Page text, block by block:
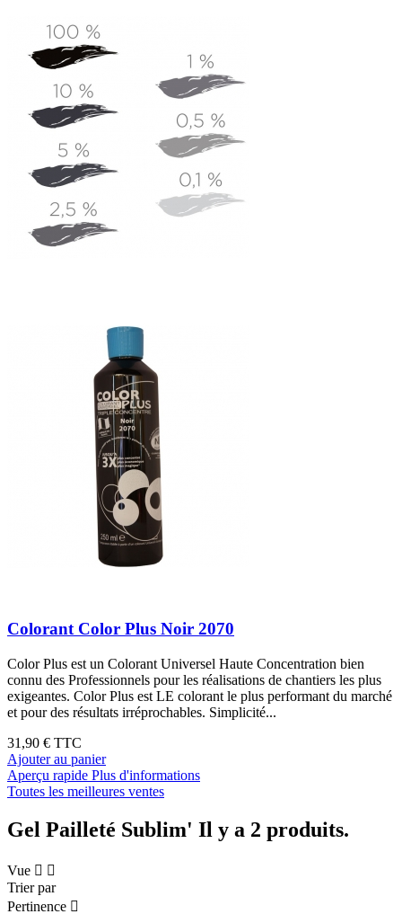
Colorant Color Plus Noir 2070
Color Plus est un Colorant Universel Haute Concentration bien
connu des Professionnels pour les réalisations de chantiers les plus
exigeantes. Color Plus est LE colorant le plus performant du marché
et pour des résultats irréprochables. Simplicité...
31,90 € TTC
Ajouter au panier
Aperçu rapide Plus d'informations
Toutes les meilleures ventes
Gel Pailleté Sublim' Il y a 2 produits.
Vue  
Trier par
Pertinence 